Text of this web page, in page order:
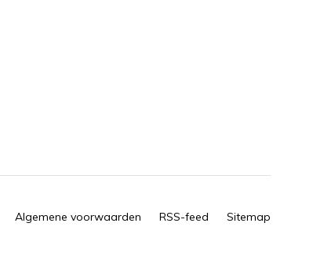
Algemene voorwaarden RSS-feed Sitemap